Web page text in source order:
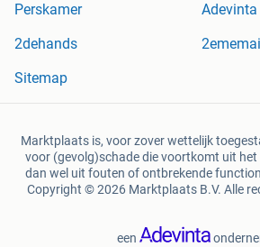
Perskamer
Adevinta
2dehands
Sitemap
Marktplaats is, voor zover wettelijk
voor (gevolg)schade die voortkomt uit het
dan wel uit fouten of ontbrekende
Copyright © 2026 Marktplaats B.V. Alle
een